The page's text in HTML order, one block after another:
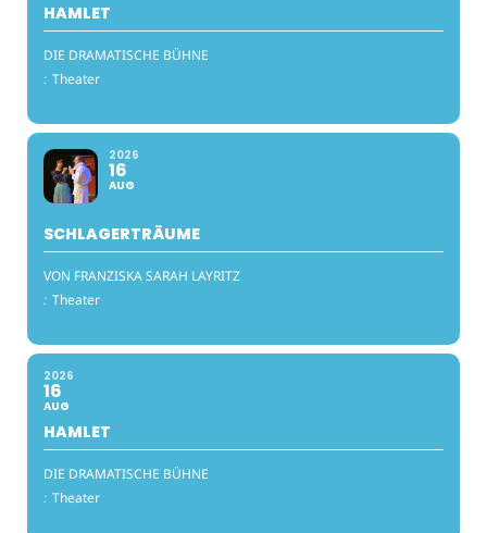
HAMLET
DIE DRAMATISCHE BÜHNE
: Theater
2026
16
AUG
SCHLAGERTRÄUME
VON FRANZISKA SARAH LAYRITZ
: Theater
2026
16
AUG
HAMLET
DIE DRAMATISCHE BÜHNE
: Theater